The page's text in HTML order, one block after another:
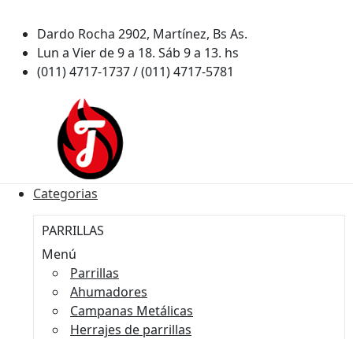
Dardo Rocha 2902, Martínez, Bs As.
Lun a Vier de 9 a 18. Sáb 9 a 13. hs
(011) 4717-1737 / (011) 4717-5781
Categorias
PARRILLAS
Menú
Parrillas
Ahumadores
Campanas Metálicas
Herrajes de parrillas